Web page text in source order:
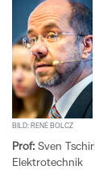
BILD: RENÉ BOLCZ
Prof: Sven
Elektrotechnik